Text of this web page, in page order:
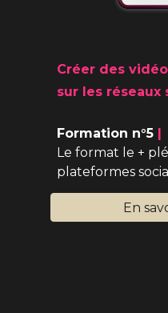
Créer des
sur les réseaux
Formation n°5
Le format le +
plateformes
En